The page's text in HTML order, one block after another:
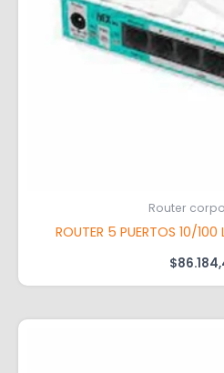
Router
ROUTER 5 PUERTOS 10/
$